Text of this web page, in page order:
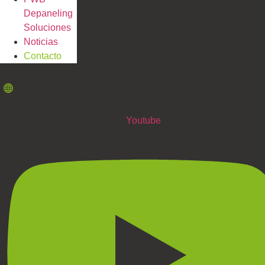
Depaneling
Soluciones
Noticias
Contacto
Youtube